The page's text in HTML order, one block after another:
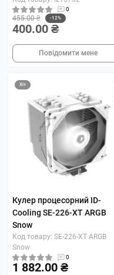
0
455.00 ₴ -12%
400.00 ₴
Повідомити мене
Хіт
Кулер процесорний ID-
Cooling SE-226-XT ARGB
Snow
Код товару: SE-226-XT ARGB
Snow
0
1 882.00 ₴